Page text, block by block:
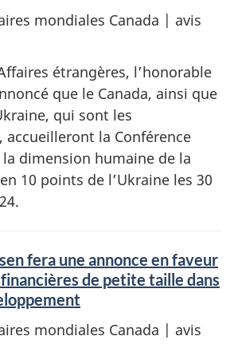
mondiales Canada | avis
étrangères, l’honorable
que le Canada, ainsi que
qui sont les
accueilleront la Conférence
dimension humaine de la
10 points de l’Ukraine les 30
fera une annonce en faveur
de petite taille dans
mondiales Canada | avis